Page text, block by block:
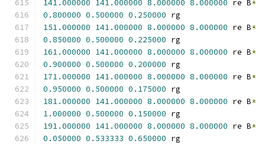
141.000000 141.000000 8.000000 8.000000 re B*
0.800000 0.500000 0.250000 rg
151.000000 141.000000 8.000000 8.000000 re B*
0.850000 0.500000 0.225000 rg
161.000000 141.000000 8.000000 8.000000 re B*
0.900000 0.500000 0.200000 rg
171.000000 141.000000 8.000000 8.000000 re B*
0.950000 0.500000 0.175000 rg
181.000000 141.000000 8.000000 8.000000 re B*
1.000000 0.500000 0.150000 rg
191.000000 141.000000 8.000000 8.000000 re B*
0.050000 0.533333 0.650000 rg